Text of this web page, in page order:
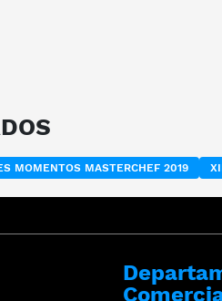
MOMENTOS MASTERCHEF 2019